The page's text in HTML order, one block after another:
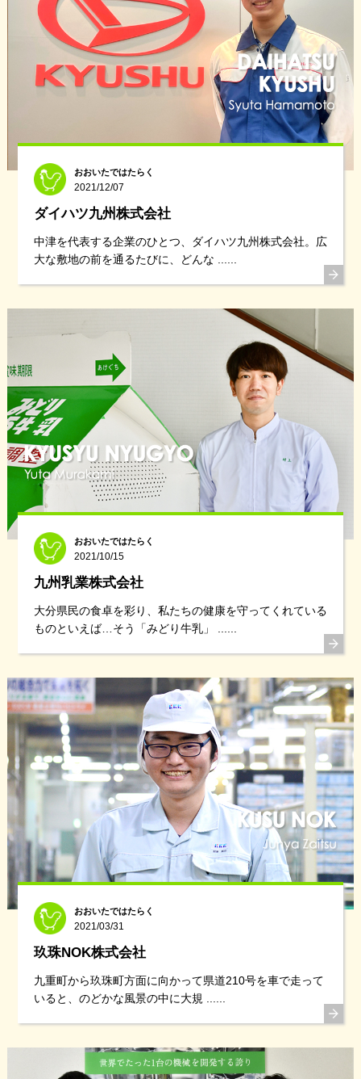
おおいたではたらく
2021/12/07
ダイハツ九州株式会社
中津を代表する企業のひとつ、ダイハツ九州株式会社。広
大な敷地の前を通るたびに、どんな ......
おおいたではたらく
2021/10/15
九州乳業株式会社
大分県民の食卓を彩り、私たちの健康を守ってくれている
ものといえば…そう「みどり牛乳」 ......
おおいたではたらく
2021/03/31
玖珠NOK株式会社
九重町から玖珠町方面に向かって県道210号を車で走って
いると、のどかな風景の中に大規 ......